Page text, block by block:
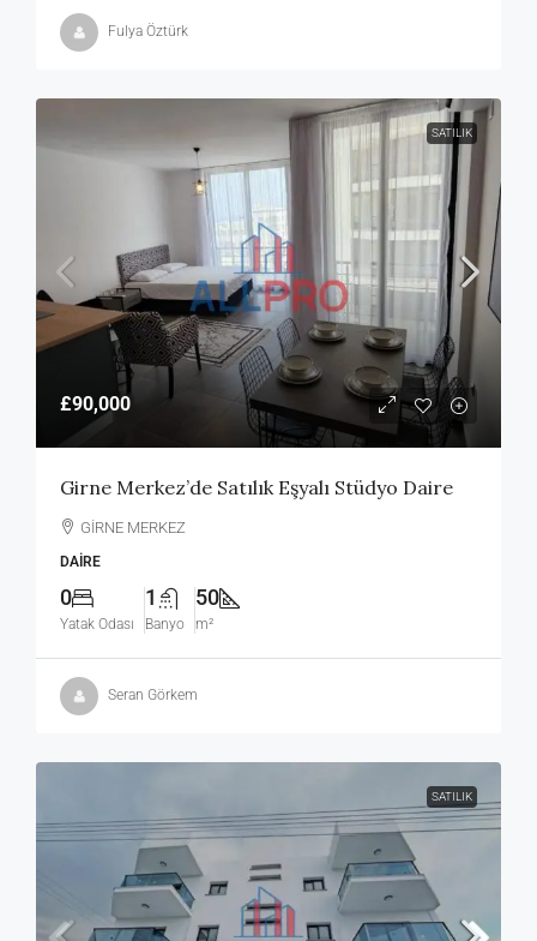
Fulya Öztürk
SATILIK
£90,000
Girne Merkez’de Satılık Eşyalı Stüdyo Daire
GİRNE MERKEZ
DAIRE
0
Yatak Odası
1
Banyo
50
m²
Seran Görkem
SATILIK